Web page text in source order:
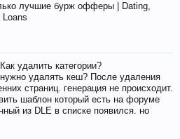
лучшие бурж офферы | Dating,
Loans
удалить категории?
удалять кеш? После удаления
страниц. генерация не происходит.
шаблон который есть на форуме
из DLE в списке появился. но